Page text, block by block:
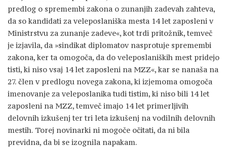
predlog o spremembi zakona o zunanjih zadevah zahteva,
da so kandidati za veleposlaniška mesta 14 let zaposleni v
Ministrstvu za zunanje zadeve«, kot trdi pritožnik, temveč
je izjavila, da »sindikat diplomatov nasprotuje spremembi
zakona, ker ta omogoča, da do veleposlaniških mest pridejo
tisti, ki niso vsaj 14 let zaposleni na MZZ«, kar se nanaša na
27. člen v predlogu novega zakona, ki izjemoma omogoča
imenovanje za veleposlanika tudi tistim, ki niso bili 14 let
zaposleni na MZZ, temveč imajo 14 let primerljivih
delovnih izkušenj ter tri leta izkušenj na vodilnih delovnih
mestih. Torej novinarki ni mogoče očitati, da ni bila
previdna, da bi se izognila napakam.